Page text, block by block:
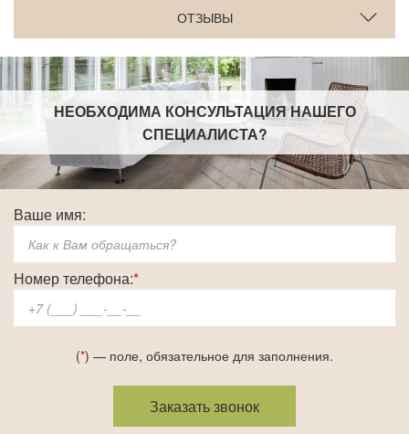
ОТЗЫВЫ
НЕОБХОДИМА КОНСУЛЬТАЦИЯ НАШЕГО
СПЕЦИАЛИСТА?
Ваше имя:
Номер телефона:*
(*) — поле, обязательное для заполнения.